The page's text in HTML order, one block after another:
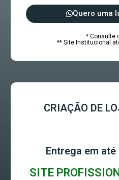
Quero uma
* Consulte
** Site Institucional
CRIAÇÃO DE
Entrega em
SITE